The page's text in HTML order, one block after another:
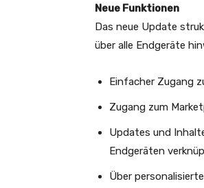
Neue Funktionen
Das neue Update
über alle Endgeräte
Einfacher Zugang
Zugang zum
Updates und
Endgeräten
Über